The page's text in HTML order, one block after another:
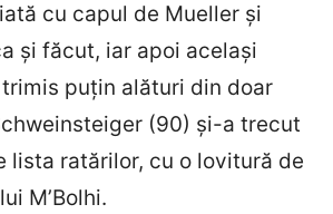
cu capul de Mueller și
și făcut, iar apoi același
puțin alături din doar
(90) și-a trecut
lista ratărilor, cu o lovitură de
M’Bolhi.